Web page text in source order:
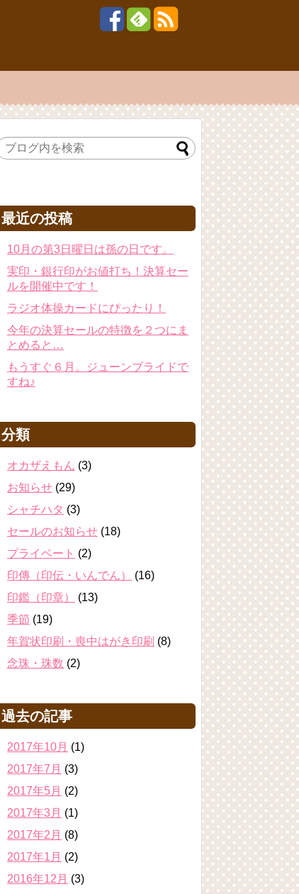
最近の投稿
10月の第3日曜日は孫の日です。
実印・銀行印がお値打ち！決算セー
ルを開催中です！
ラジオ体操カードにぴったり！
今年の決算セールの特徴を２つにま
とめると…
もうすぐ６月。ジューンブライドで
すね♪
分類
オカザえもん (3)
お知らせ (29)
シャチハタ (3)
セールのお知らせ (18)
プライベート (2)
印傳（印伝・いんでん）
(16)
印鑑（印章）
(13)
季節 (19)
年賀状印刷・喪中はがき印刷 (8)
念珠・珠数 (2)
過去の記事
2017年10月 (1)
2017年7月 (3)
2017年5月 (2)
2017年3月 (1)
2017年2月 (8)
2017年1月 (2)
2016年12月 (3)